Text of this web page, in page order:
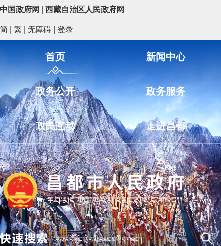
中国政府网 西藏自治区人民政府网
简 繁 无障碍 登录
首页 新闻中心
政务公开 政务服务
政民互动 走进昌都